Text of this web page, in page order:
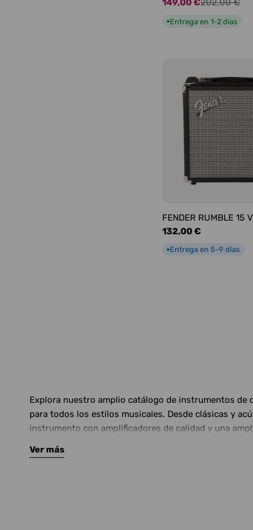
Precio
de
149,00 €
Precio
habitual
202,00 €
●Entrega en 1-2 días
FENDER RUMBLE 15
Precio
132,00 €
●Entrega en 5-9 días
Explora nuestro amplio catálogo de instrumentos
para todos los estilos musicales. Desde clásicas y
instrumento con amplificadores de calidad y una
Ver más